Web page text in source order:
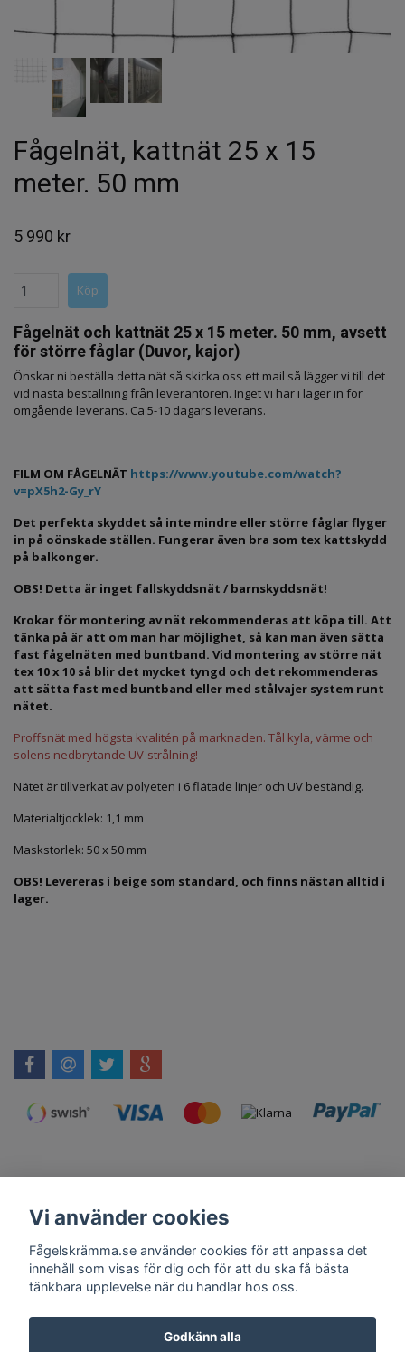
Fågelnät, kattnät 25 x 15
meter. 50 mm
5 990 kr
Fågelnät och kattnät 25 x 15 meter. 50 mm, avsett
för större fåglar (Duvor, kajor)
Önskar ni beställa detta nät så skicka oss ett mail så lägger vi till det
vid nästa beställning från leverantören. Inget vi har i lager in för
omgående leverans. Ca 5-10 dagars leverans.
FILM OM FÅGELNÄT https://www.youtube.com/watch?
v=pX5h2-Gy_rY
Det perfekta skyddet så inte mindre eller större fåglar flyger
in på oönskade ställen. Fungerar även bra som tex kattskydd
på balkonger.
OBS! Detta är inget fallskyddsnät / barnskyddsnät!
Krokar för montering av nät rekommenderas att köpa till. Att
tänka på är att om man har möjlighet, så kan man även sätta
fast fågelnäten med buntband. Vid montering av större nät
tex 10 x 10 så blir det mycket tyngd och det rekommenderas
att sätta fast med buntband eller med stålvajer system runt
nätet.
Proffsnät med högsta kvalitén på marknaden. Tål kyla, värme och
solens nedbrytande UV-strålning!
Nätet är tillverkat av polyeten i 6 flätade linjer och UV beständig.
Materialtjocklek: 1,1 mm
Maskstorlek: 50 x 50 mm
OBS! Levereras i beige som standard, och finns nästan alltid i
lager.
Kontakt Om Oss Köpvillkor Skadedjursprodukter.se
Tilahome.se
Få vårt nyhetsbrev
Vi använder cookies
Fågelskrämma.se använder cookies för att anpassa det
innehåll som visas för dig och för att du ska få bästa
tänkbara upplevelse när du handlar hos oss.
Godkänn alla